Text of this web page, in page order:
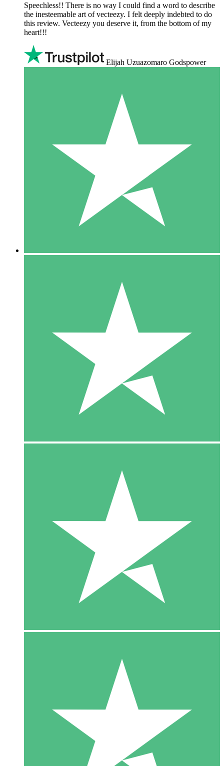
Speechless!! There is no way I could find a word to describe
the inesteemable art of vecteezy. I felt deeply indebted to do
this review. Vecteezy you deserve it, from the bottom of my
heart!!!
Elijah Uzuazomaro Godspower